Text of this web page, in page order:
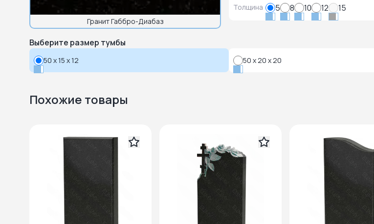
Гранит Габбро-Диабаз
Толщина 5 8 10 12 15
Выберите размер тумбы
50 x 15 x 12 50 x 20 x 20
Похожие товары